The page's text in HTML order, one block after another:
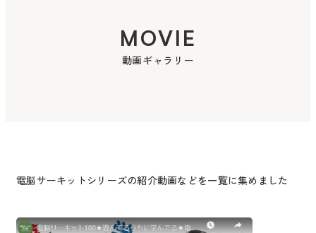
MOVIE
動画ギャラリー
電脳サーキットシリーズの紹介動画などを一覧に集めました